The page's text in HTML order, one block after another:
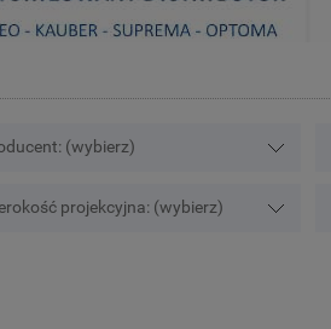
(wybierz)
projekcyjna: (wybierz)